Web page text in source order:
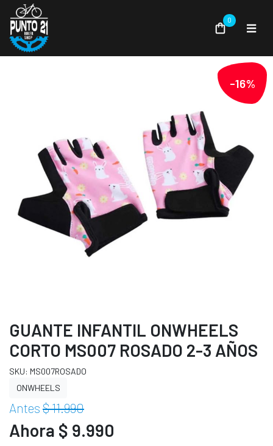
0
-16%
GUANTE INFANTIL ONWHEELS
CORTO MS007 ROSADO 2-3 AÑOS
SKU: MS007ROSADO
ONWHEELS
Antes $ 11.990
Ahora $ 9.990